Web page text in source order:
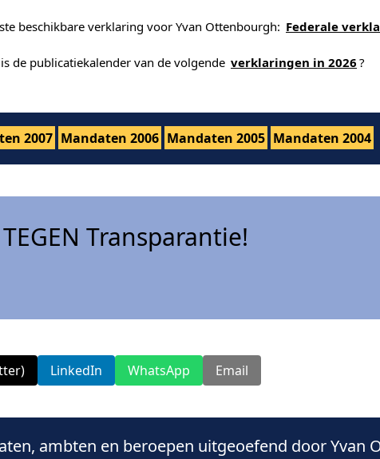
beschikbare verklaring voor Yvan Ottenbourgh: Federale
de publicatiekalender van de volgende verklaringen in 2026 ?
2007 Mandaten 2006 Mandaten 2005 Mandaten 2004
Transparantie!
LinkedIn WhatsApp Email
ambten en beroepen uitgeoefend door Yvan